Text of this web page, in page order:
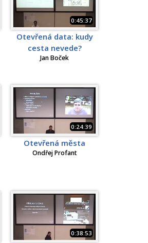
0:45:37
Otevřená data: kudy
cesta nevede?
Jan Boček
0:24:39
Otevřená města
Ondřej Profant
0:38:53